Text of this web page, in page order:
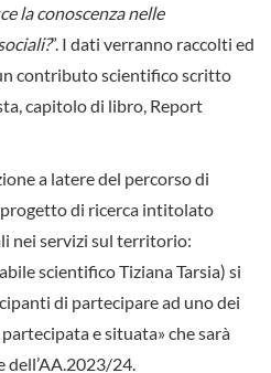
la conoscenza nelle
”. I dati verranno raccolti ed
contributo scientifico scritto
capitolo di libro, Report
a latere del percorso di
di ricerca intitolato
nei servizi sul territorio:
scientifico Tiziana Tarsia) si
di partecipare ad uno dei
e situata» che sarà
dell’AA.2023/24.